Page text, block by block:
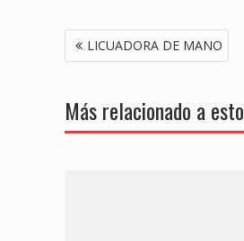
Navegación
de
LICUADORA DE MANO
Más relacionado a esto